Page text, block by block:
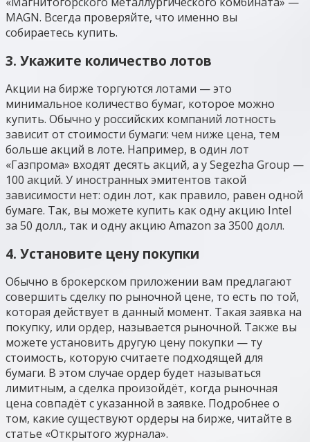
MAGN. Всегда проверяйте, что именно вы
собираетесь купить.
3. Укажите количество лотов
Акции на бирже торгуются лотами — это
минимальное количество бумаг, которое можно
купить. Обычно у российских компаний лотность
зависит от стоимости бумаги: чем ниже цена, тем
больше акций в лоте. Например, в один лот
«Газпрома» входят десять акций, а у Segezha Group —
100 акций. У иностранных эмитентов такой
зависимости нет: один лот, как правило, равен одной
бумаге. Так, вы можете купить как одну акцию Intel
за 50 долл., так и одну акцию Amazon за 3500 долл.
4. Установите цену покупки
Обычно в брокерском приложении вам предлагают
совершить сделку по рыночной цене, то есть по той,
которая действует в данный момент. Такая заявка на
покупку, или ордер, называется рыночной. Также вы
можете установить другую цену покупки — ту
стоимость, которую считаете подходящей для
бумаги. В этом случае ордер будет называться
лимитным, а сделка произойдёт, когда рыночная
цена совпадёт с указанной в заявке. Подробнее о
том, какие существуют ордеры на бирже, читайте в
статье «Открытого журнала».